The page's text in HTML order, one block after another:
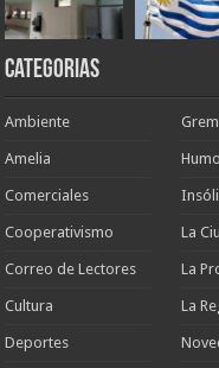
Categorias
Ambiente
Amelia
Comerciales
Cooperativismo
Correo de Lectores
Cultura
Deportes
La
La
La